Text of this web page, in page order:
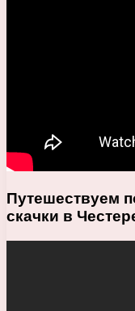
Путешествуем
скачки в